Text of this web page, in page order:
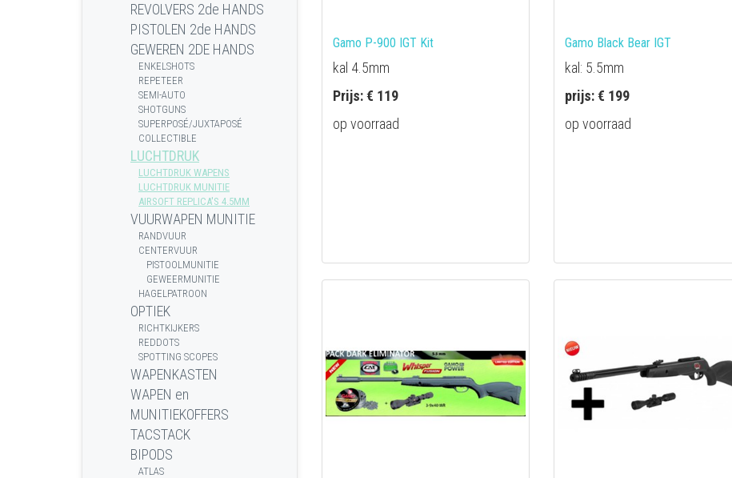
REVOLVERS 2de HANDS
PISTOLEN 2de HANDS
GEWEREN 2DE HANDS
ENKELSHOTS
REPETEER
SEMI-AUTO
SHOTGUNS
SUPERPOSÉ/JUXTAPOSÉ
COLLECTIBLE
LUCHTDRUK
LUCHTDRUK WAPENS
LUCHTDRUK MUNITIE
AIRSOFT REPLICA'S 4.5MM
VUURWAPEN MUNITIE
RANDVUUR
CENTERVUUR
PISTOOLMUNITIE
GEWEERMUNITIE
HAGELPATROON
OPTIEK
RICHTKIJKERS
REDDOTS
SPOTTING SCOPES
WAPENKASTEN
WAPEN en
MUNITIEKOFFERS
TACSTACK
BIPODS
ATLAS
Gamo P-900 IGT Kit
kal 4.5mm
Prijs: € 119
op voorraad
Gamo Black Bear IGT
kal: 5.5mm
prijs: € 199
op voorraad